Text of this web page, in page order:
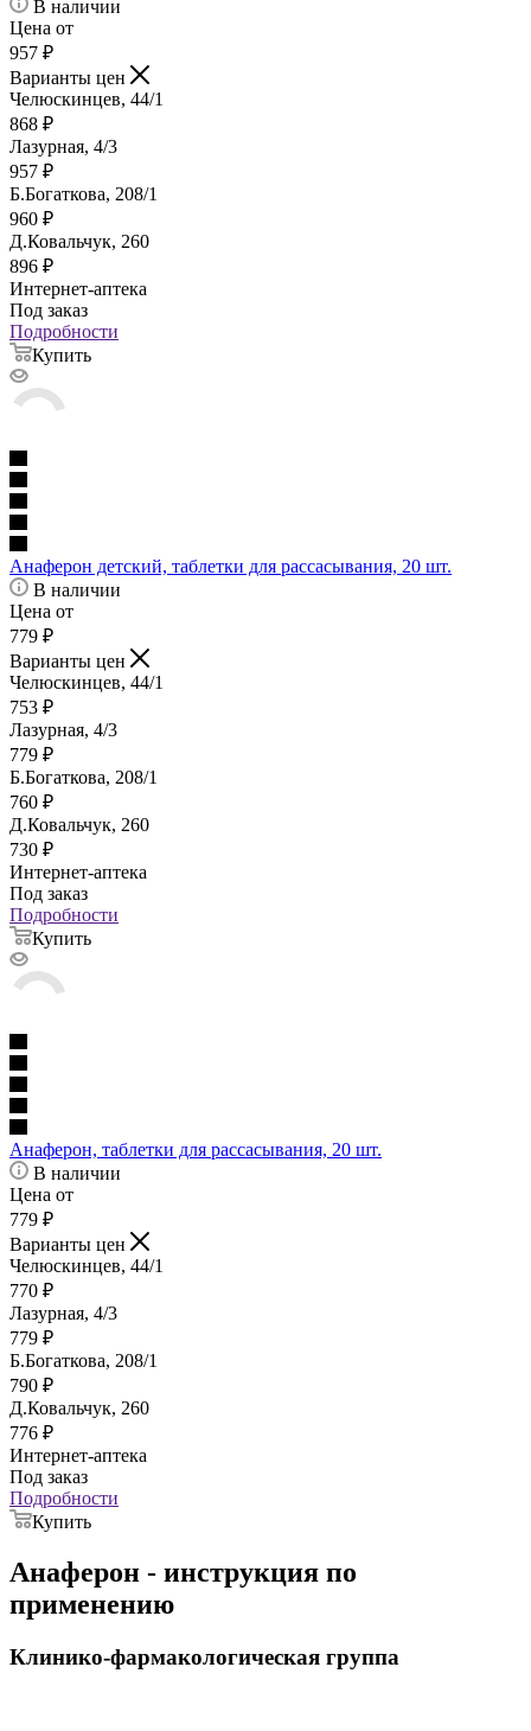
В наличии
Цена от
957 ₽
Варианты цен
Челюскинцев, 44/1
868 ₽
Лазурная, 4/3
957 ₽
Б.Богаткова, 208/1
960 ₽
Д.Ковальчук, 260
896 ₽
Интернет-аптека
Под заказ
Подробности
Купить
Анаферон детский, таблетки для рассасывания, 20 шт.
В наличии
Цена от
779 ₽
Варианты цен
Челюскинцев, 44/1
753 ₽
Лазурная, 4/3
779 ₽
Б.Богаткова, 208/1
760 ₽
Д.Ковальчук, 260
730 ₽
Интернет-аптека
Под заказ
Подробности
Купить
Анаферон, таблетки для рассасывания, 20 шт.
В наличии
Цена от
779 ₽
Варианты цен
Челюскинцев, 44/1
770 ₽
Лазурная, 4/3
779 ₽
Б.Богаткова, 208/1
790 ₽
Д.Ковальчук, 260
776 ₽
Интернет-аптека
Под заказ
Подробности
Купить
Анаферон - инструкция по
применению
Клинико-фармакологическая группа